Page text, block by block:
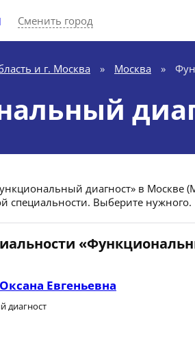
Сменить город
и г. Москва » Москва »
диагност» в Москве
специальности. Выберите нужного.
Евгеньевна
диагност